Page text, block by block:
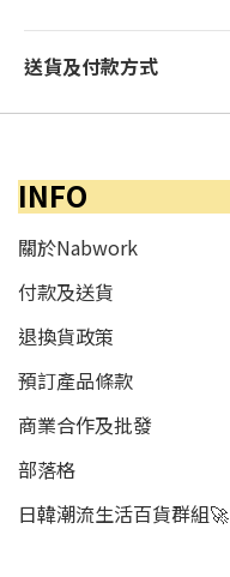
送貨及付款方式
INFO
關於Nabwork
付款及送貨
退換貨政策
預訂產品條款
商業合作及批發
部落格
日韓潮流生活百貨群組🚀